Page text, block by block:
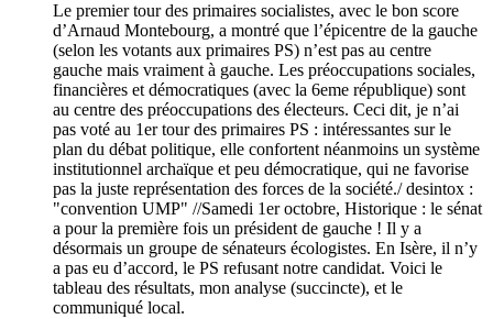
Le premier tour des primaires socialistes, avec le bon score
d’Arnaud Montebourg, a montré que l’épicentre de la gauche
(selon les votants aux primaires PS) n’est pas au centre
gauche mais vraiment à gauche. Les préoccupations sociales,
financières et démocratiques (avec la 6eme république) sont
au centre des préoccupations des électeurs. Ceci dit, je n’ai
pas voté au 1er tour des primaires PS : intéressantes sur le
plan du débat politique, elle confortent néanmoins un système
institutionnel archaïque et peu démocratique, qui ne favorise
pas la juste représentation des forces de la société./ desintox :
"convention UMP" //Samedi 1er octobre, Historique : le sénat
a pour la première fois un président de gauche ! Il y a
désormais un groupe de sénateurs écologistes. En Isère, il n’y
a pas eu d’accord, le PS refusant notre candidat. Voici le
tableau des résultats, mon analyse (succincte), et le
communiqué local.